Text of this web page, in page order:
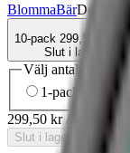
BlommaBärDelisted
10-pack 299,50 kr
Slut i lager
Välj antal dosor
1-pack
37,90 kr
299,50 kr /
Slut i lager